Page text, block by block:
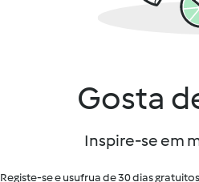
Gosta
Inspire-se em
Registe-se e usufrua de 30 dias